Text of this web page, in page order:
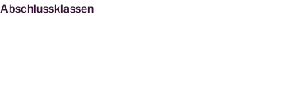
Abschlussklassen